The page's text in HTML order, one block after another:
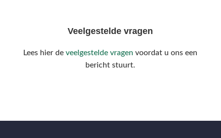
Veelgestelde vragen
Lees hier deveelgestelde vragen voordat u ons een
bericht stuurt.